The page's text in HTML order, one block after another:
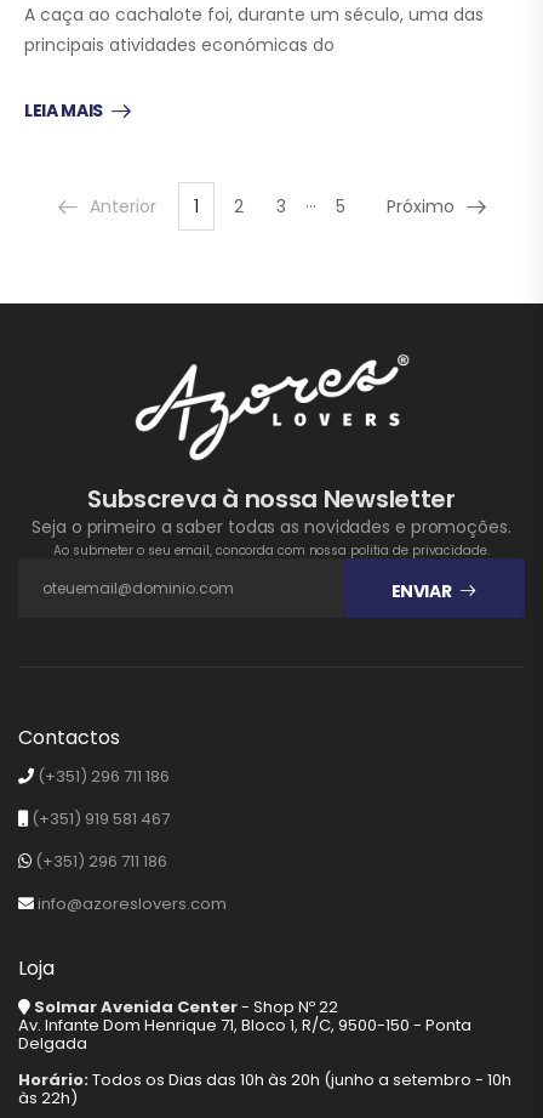
A caça ao cachalote foi, durante um século, uma das
principais atividades económicas do
LEIA MAIS
Anterior 1 2 3 … 5 Próximo
Subscreva à nossa Newsletter
Seja o primeiro a saber todas as novidades e promoções.
Ao submeter o seu email, concorda com nossa politia de privacidade.
ENVIAR
Contactos
(+351) 296 711 186
(+351) 919 581 467
(+351) 296 711 186
info@azoreslovers.com
Loja
Solmar Avenida Center- Shop Nº 22
Av. Infante Dom Henrique 71, Bloco 1, R/C, 9500-150 - Ponta
Delgada
Horário:Todos os Dias das 10h às 20h (junho a setembro - 10h
às 22h)